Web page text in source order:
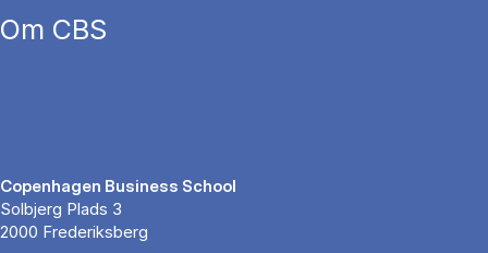
Om CBS
Copenhagen Business School
Solbjerg Plads 3
2000 Frederiksberg